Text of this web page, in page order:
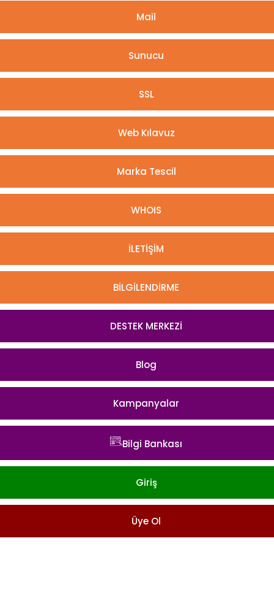
Mail
Sunucu
SSL
Web Kılavuz
Marka Tescil
WHOIS
İLETİŞİM
BİLGİLENDİRME
DESTEK MERKEZİ
Blog
Kampanyalar
Bilgi Bankası
Giriş
Üye Ol